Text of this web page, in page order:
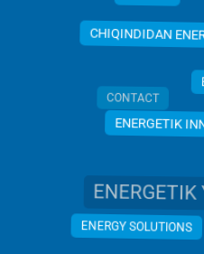
CHIQINDIDAN
CONTACT
ENERGETIK
ENERGY SOLUTIONS